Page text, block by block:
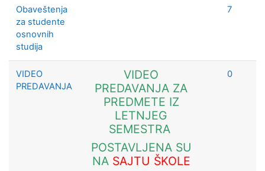
Obaveštenja
za studente
osnovnih
studija
7
VIDEO
PREDAVANJA
VIDEO
PREDAVANJA ZA
PREDMETE IZ
LETNJEG
SEMESTRA
POSTAVLJENA SU
NA SAJTU ŠKOLE
0